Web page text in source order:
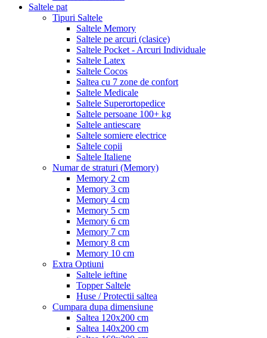
Saltele pat
Tipuri Saltele
Saltele Memory
Saltele pe arcuri (clasice)
Saltele Pocket - Arcuri Individuale
Saltele Latex
Saltele Cocos
Saltea cu 7 zone de confort
Saltele Medicale
Saltele Superortopedice
Saltele persoane 100+ kg
Saltele antiescare
Saltele somiere electrice
Saltele copii
Saltele Italiene
Numar de straturi (Memory)
Memory 2 cm
Memory 3 cm
Memory 4 cm
Memory 5 cm
Memory 6 cm
Memory 7 cm
Memory 8 cm
Memory 10 cm
Extra Optiuni
Saltele ieftine
Topper Saltele
Huse / Protectii saltea
Cumpara dupa dimensiune
Saltea 120x200 cm
Saltea 140x200 cm